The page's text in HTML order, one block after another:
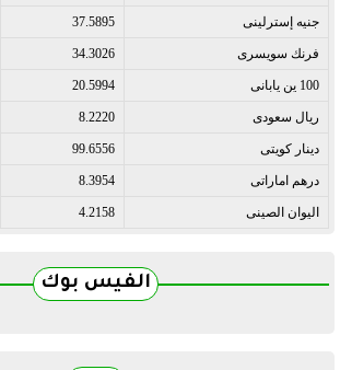
جنيه إسترلينى 37.5895
فرنك سويسرى 34.3026
100 ين يابانى 20.5994
ريال سعودى 8.2220
دينار كويتى 99.6556
درهم اماراتى 8.3954
اليوان الصينى 4.2158
الفيس بوك